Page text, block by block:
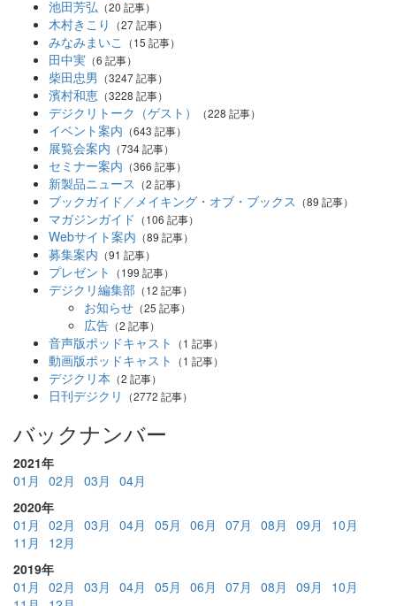
池田芳弘 （20 記事）
木村きこり （27 記事）
みなみまいこ （15 記事）
田中実 （6 記事）
柴田忠男 （3247 記事）
濱村和恵 （3228 記事）
デジクリトーク（ゲスト） （228 記事）
イベント案内 （643 記事）
展覧会案内 （734 記事）
セミナー案内 （366 記事）
新製品ニュース （2 記事）
ブックガイド／メイキング・オブ・ブックス （89 記事）
マガジンガイド （106 記事）
Webサイト案内 （89 記事）
募集案内 （91 記事）
プレゼント （199 記事）
デジクリ編集部 （12 記事）
お知らせ （25 記事）
広告 （2 記事）
音声版ポッドキャスト （1 記事）
動画版ポッドキャスト （1 記事）
デジクリ本 （2 記事）
日刊デジクリ （2772 記事）
バックナンバー
2021年
01月
02月 03月
04月
2020年
01月
02月 03月 04月 05月 06月 07月 08月 09月
10月
11月
12月
2019年
01月
02月 03月 04月 05月 06月 07月 08月 09月
10月